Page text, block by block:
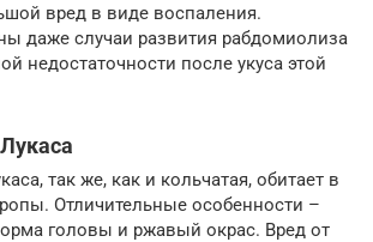
вред в виде воспаления.
даже случаи развития рабдомиолиза
недостаточности после укуса этой
так же, как и кольчатая, обитает в
Отличительные особенности –
головы и ржавый окрас. Вред от